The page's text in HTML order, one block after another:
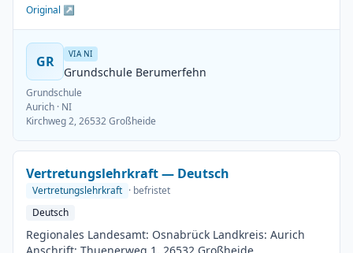
Original ↗
GR VIA NI
Grundschule Berumerfehn
Grundschule
Aurich · NI
Kirchweg 2, 26532 Großheide
Vertretungslehrkraft — Deutsch
Vertretungslehrkraft · befristet
Deutsch
Regionales Landesamt: Osnabrück Landkreis: Aurich